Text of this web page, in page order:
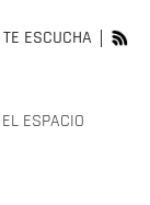
ESCUCHA
ESPACIO